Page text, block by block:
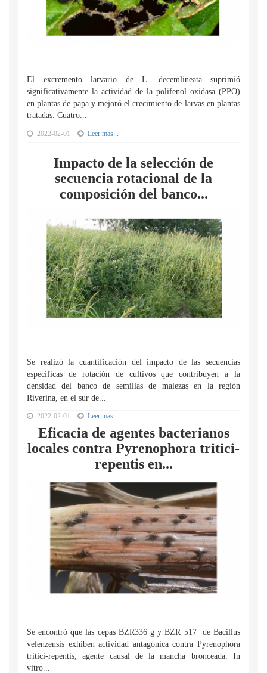
El excremento larvario de L. decemlineata suprimió
significativamente la actividad de la polifenol oxidasa (PPO)
en plantas de papa y mejoró el crecimiento de larvas en plantas
tratadas. Cuatro...
2022-02-01 Leer mas...
Impacto de la selección de
secuencia rotacional de la
composición del banco...
Se realizó la cuantificación del impacto de las secuencias
específicas de rotación de cultivos que contribuyen a la
densidad del banco de semillas de malezas en la región
Riverina, en el sur de...
2022-02-01 Leer mas...
Eficacia de agentes bacterianos
locales contra Pyrenophora tritici-
repentis en...
Se encontró que las cepas BZR336 g y BZR 517 de Bacillus
velenzensis exhiben actividad antagónica contra Pyrenophora
tritici-repentis, agente causal de la mancha bronceada. In
vitro...